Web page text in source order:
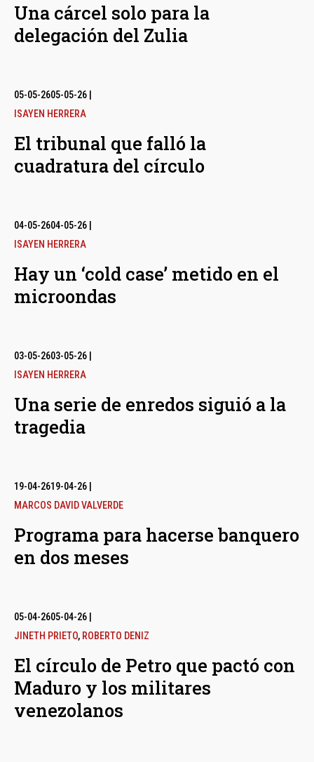
Una cárcel solo para la
delegación del Zulia
05-05-2605-05-26
ISAYEN HERRERA
El tribunal que falló la
cuadratura del círculo
04-05-2604-05-26
ISAYEN HERRERA
Hay un ‘cold case’ metido en el
microondas
03-05-2603-05-26
ISAYEN HERRERA
Una serie de enredos siguió a la
tragedia
19-04-2619-04-26
MARCOS DAVID VALVERDE
Programa para hacerse banquero
en dos meses
05-04-2605-04-26
JINETH PRIETO, ROBERTO DENIZ
El círculo de Petro que pactó con
Maduro y los militares
venezolanos